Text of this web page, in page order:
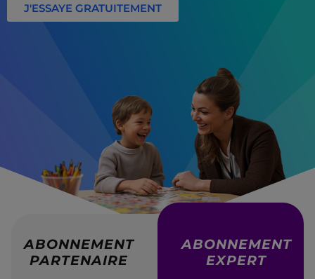
J'ESSAYE GRATUITEMENT
ABONNEMENT
PARTENAIRE
ABONNEMENT
EXPERT